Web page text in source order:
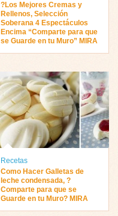
?Los Mejores Cremas y
Rellenos, Selección
Soberana 4 Espectáculos
Encima “Comparte para que
se Guarde en tu Muro” MIRA
Recetas
Como Hacer Galletas de
leche condensada, ?
Comparte para que se
Guarde en tu Muro? MIRA